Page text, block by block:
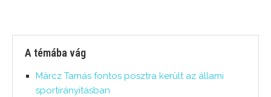
A témába vág
Märcz Tamás fontos posztra került az állami
sportirányításban